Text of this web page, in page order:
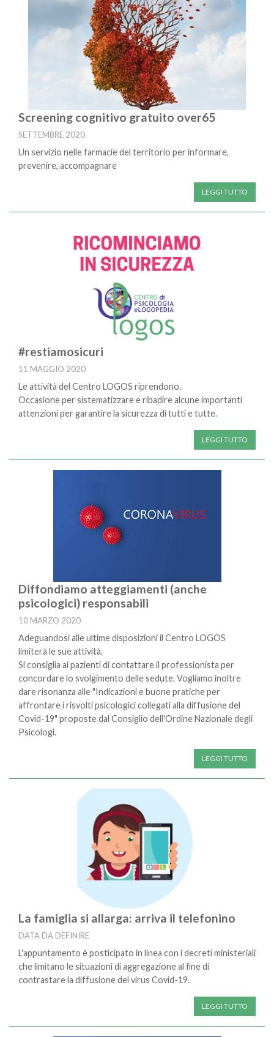
Screening cognitivo gratuito over65
SETTEMBRE 2020
Un servizio nelle farmacie del territorio per informare,
prevenire, accompagnare
LEGGI TUTTO
#restiamosicuri
11 MAGGIO 2020
Le attività del Centro LOGOS riprendono.
Occasione per sistematizzare e ribadire alcune importanti
attenzioni per garantire la sicurezza di tutti e tutte.
LEGGI TUTTO
Diffondiamo atteggiamenti (anche
psicologici) responsabili
10 MARZO 2020
Adeguandosi alle ultime disposizioni il Centro LOGOS
limiterà le sue attività.
Si consiglia ai pazienti di contattare il professionista per
concordare lo svolgimento delle sedute. Vogliamo inoltre
dare risonanza alle "Indicazioni e buone pratiche per
affrontare i risvolti psicologici collegati alla diffusione del
Covid-19" proposte dal Consiglio dell'Ordine Nazionale degli
Psicologi.
LEGGI TUTTO
La famiglia si allarga: arriva il telefonino
DATA DA DEFINIRE
L'appuntamento è posticipato in linea con i decreti ministeriali
che limitano le situazioni di aggregazione al fine di
contrastare la diffusione del virus Covid-19.
LEGGI TUTTO